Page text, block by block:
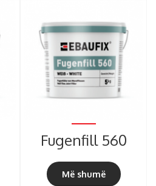
Fugenfill 560
Më shumë